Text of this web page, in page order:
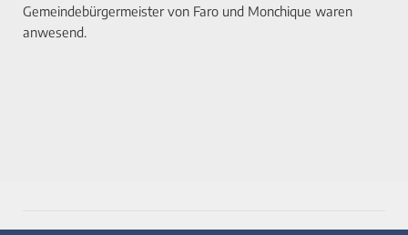
Gemeindebürgermeister von Faro und Monchique waren
anwesend.